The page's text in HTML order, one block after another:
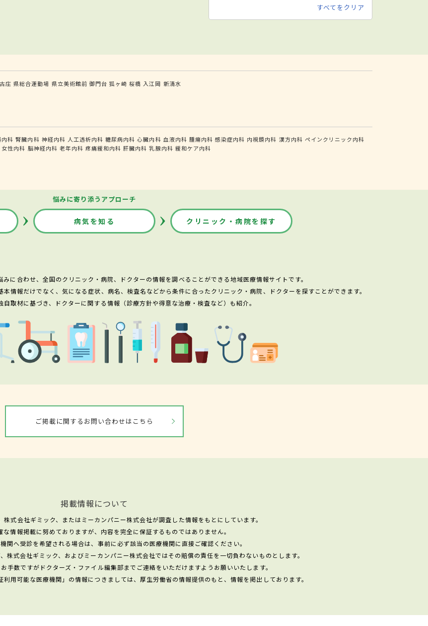
すべてをクリア
古庄 県総合運動場 県立美術館前 御門台 狐ヶ崎 桜橋 入江岡 新清水
科 腎臓内科 神経内科 人工透析内科 糖尿病内科 心臓内科 血液内科 腫瘍内科 感染症内科 内視鏡内科 漢方内科 ペインクリニック内科
女性内科 脳神経内科 老年内科 疼痛緩和内科 肝臓内科 乳腺内科 緩和ケア内科
悩みに寄り添うアプローチ
病気を知る クリニック・病院を探す
に合わせ、全国のクリニック・病院、ドクターの情報を調べることができる地域医療情報サイトです。
情報だけでなく、気になる症状、病名、検査名などから条件に合ったクリニック・病院、ドクターを探すことができます。
自取材に基づき、ドクターに関する情報（診療方針や得意な治療・検査など）も紹介。
ご掲載に関するお問い合わせはこちら
掲載情報について
式会社ギミック、またはミーカンパニー株式会社が調査した情報をもとにしています。
な情報掲載に努めておりますが、内容を完全に保証するものではありません。
関へ受診を希望される場合は、事前に必ず該当の医療機関に直接ご確認ください。
株式会社ギミック、およびミーカンパニー株式会社ではその賠償の責任を一切負わないものとします。
手数ですがドクターズ・ファイル編集部までご連絡をいただけますようお願いいたします。
用可能な医療機関」の情報につきましては、厚生労働省の情報提供のもと、情報を掲出しております。